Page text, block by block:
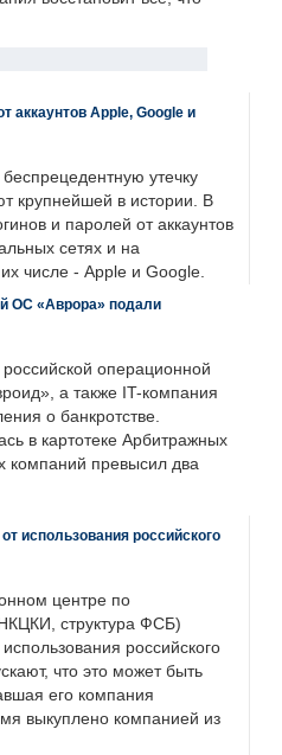
аккаунтов Apple, Google и
утечку
крупнейшей в истории. В
и паролей от аккаунтов
сетях и на
числе - Apple и Google.
ОС «Аврора» подали
операционной
а также IT-компания
о банкротстве.
в картотеке Арбитражных
компаний превысил два
использования российского
центре по
структура ФСБ)
российского
что это может быть
его компания
выкуплено компанией из